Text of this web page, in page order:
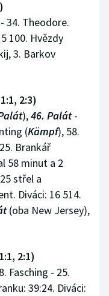
34. Theodore.
100. Hvězdy
3. Barkov
2:3)
),46. Palát-
(Kämpf), 58.
Brankář
58 minut a 2
střel a
Diváci: 16 514.
(oba New Jersey),
2:1)
Fasching - 25.
39:24. Diváci: